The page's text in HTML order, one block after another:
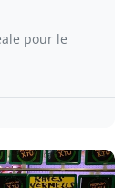
pour le